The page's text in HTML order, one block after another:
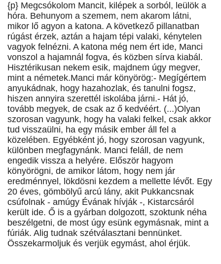
{p} Megcsókolom Mancit, kilépek a sorból, leülök a
hóra. Behunyom a szemem, nem akarom látni,
mikor lő agyon a katona. A következő pillanatban
rúgást érzek, aztán a hajam tépi valaki, kénytelen
vagyok felnézni. A katona még nem ért ide, Manci
vonszol a hajamnál fogva, és közben sírva kiabál.
Hisztérikusan nekem esik, majdnem úgy megver,
mint a németek.Manci már könyörög:- Megígértem
anyukádnak, hogy hazahozlak, és tanulni fogsz,
hiszen annyira szerettél iskolába járni.- Hát jó,
tovább megyek, de csak az ő kedvéért. (...)Olyan
szorosan vagyunk, hogy ha valaki felkel, csak akkor
tud visszaülni, ha egy másik ember áll fel a
közelében. Egyébként jó, hogy szorosan vagyunk,
különben megfagynánk. Manci feláll, de nem
engedik vissza a helyére. Először hagyom
könyörögni, de amikor látom, hogy nem jár
eredménnyel, lökdösni kezdem a mellette lévőt. Egy
20 éves, gömbölyű arcú lány, akit Pukkancsnak
csúfolnak - amúgy Évának hívják -, Kistarcsáról
került ide. Ő is a gyárban dolgozott, szoktunk néha
beszélgetni, de most úgy esünk egymásnak, mint a
fúriák. Alig tudnak szétválasztani bennünket.
Összekarmoljuk és verjük egymást, ahol érjük.